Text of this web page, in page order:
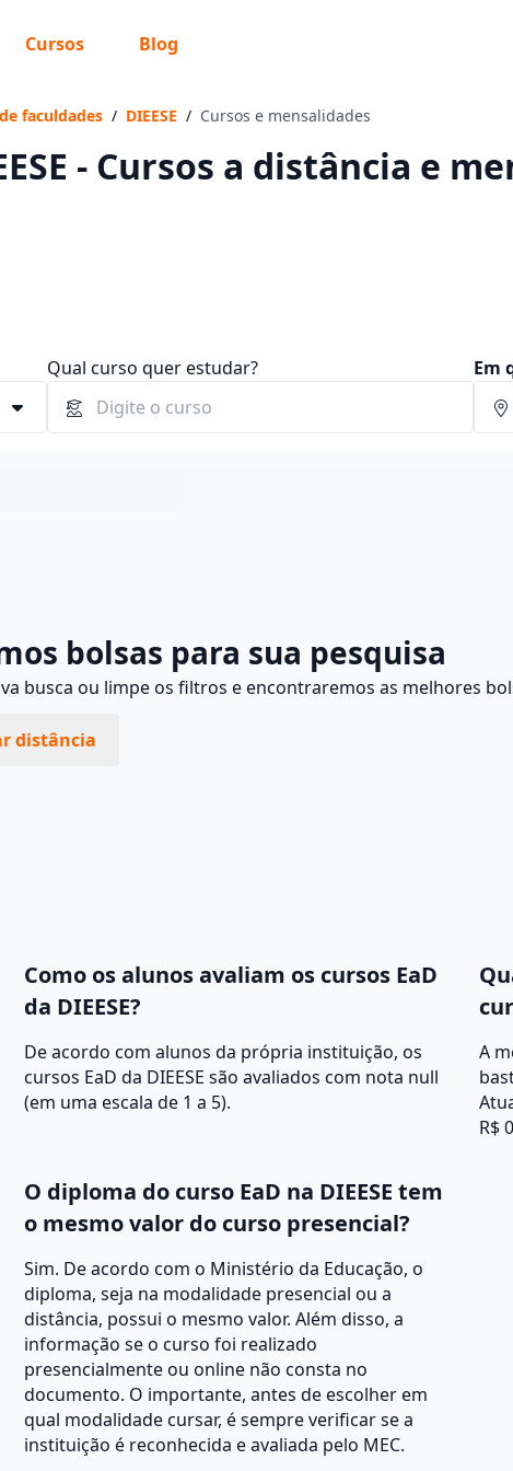
Cursos Blog
te guiar no caminho ideal para seus estudos
Ainda não sei
faculdades / DIEESE / Cursos e mensalidades
- Cursos a distância e
Qual curso quer estudar? Em
bolsas para sua pesquisa
busca ou limpe os filtros e encontraremos as melhores
distância
Como os alunos avaliam os cursos EaD
da DIEESE?
De acordo com alunos da própria instituição, os
cursos EaD da DIEESE são avaliados com nota null
(em uma escala de 1 a 5).
A
R$
O diploma do curso EaD na DIEESE tem
o mesmo valor do curso presencial?
Sim. De acordo com o Ministério da Educação, o
diploma, seja na modalidade presencial ou a
distância, possui o mesmo valor. Além disso, a
informação se o curso foi realizado
presencialmente ou online não consta no
documento. O importante, antes de escolher em
qual modalidade cursar, é sempre verificar se a
instituição é reconhecida e avaliada pelo MEC.